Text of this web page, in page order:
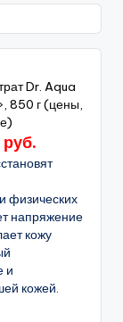
Dr. Aqua
850 г (цены,
физических
напряжение
кожу
и
кожей.